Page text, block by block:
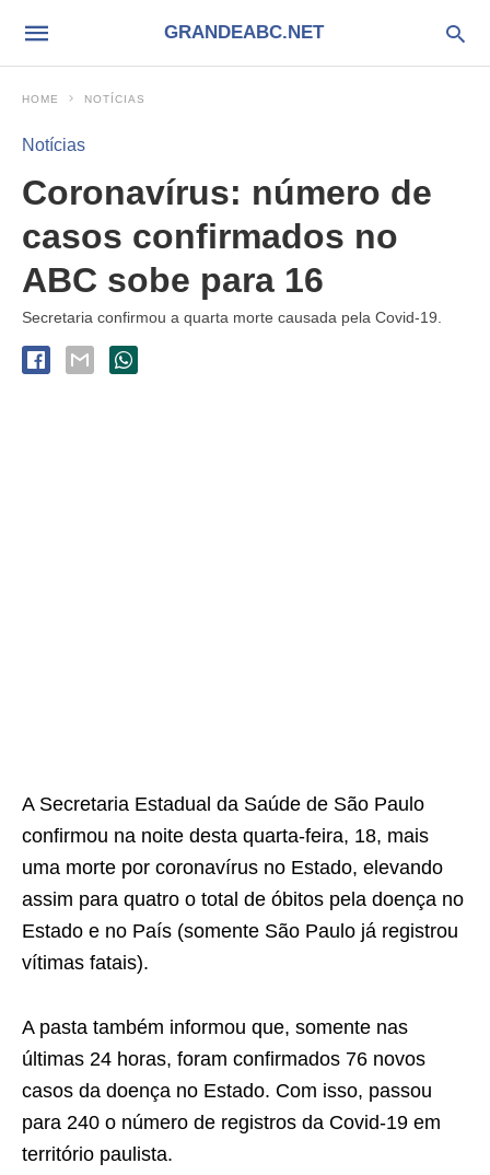
GRANDEABC.NET
HOME NOTÍCIAS
Notícias
Coronavírus: número de
casos confirmados no
ABC sobe para 16
Secretaria confirmou a quarta morte causada pela Covid-19.
A Secretaria Estadual da Saúde de São Paulo
confirmou na noite desta quarta-feira, 18, mais
uma morte por coronavírus no Estado, elevando
assim para quatro o total de óbitos pela doença no
Estado e no País (somente São Paulo já registrou
vítimas fatais).
A pasta também informou que, somente nas
últimas 24 horas, foram confirmados 76 novos
casos da doença no Estado. Com isso, passou
para 240 o número de registros da Covid-19 em
território paulista.